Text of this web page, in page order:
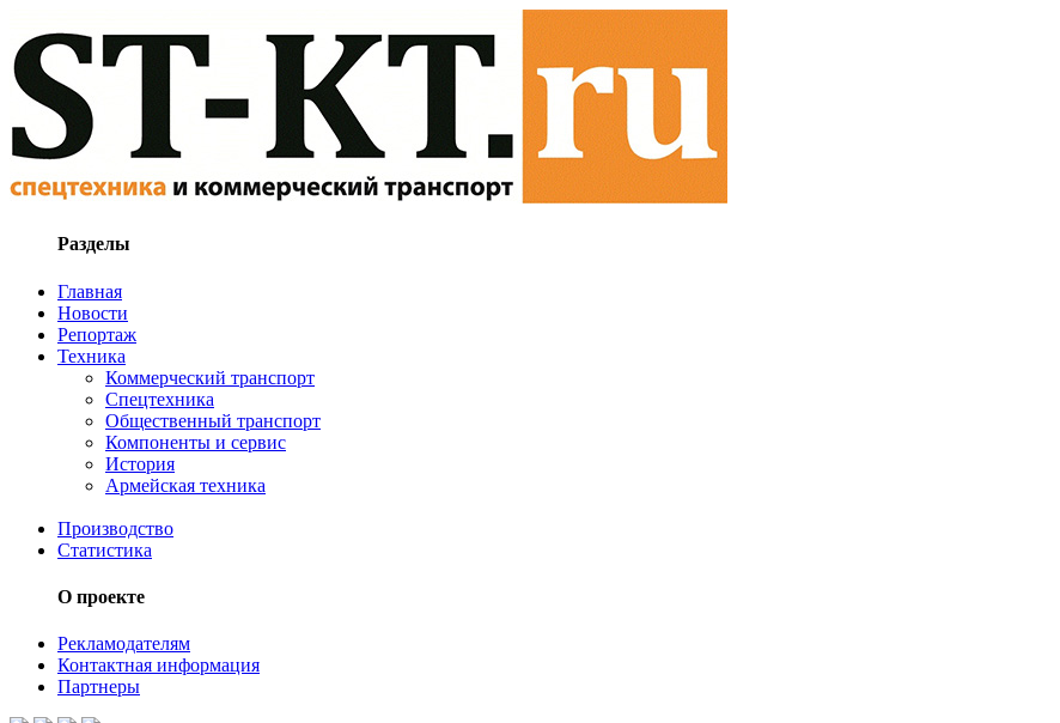
Разделы
Главная
Новости
Репортаж
Техника
Коммерческий транспорт
Спецтехника
Общественный транспорт
Компоненты и сервис
История
Армейская техника
Производство
Статистика
О проекте
Рекламодателям
Контактная информация
Партнеры